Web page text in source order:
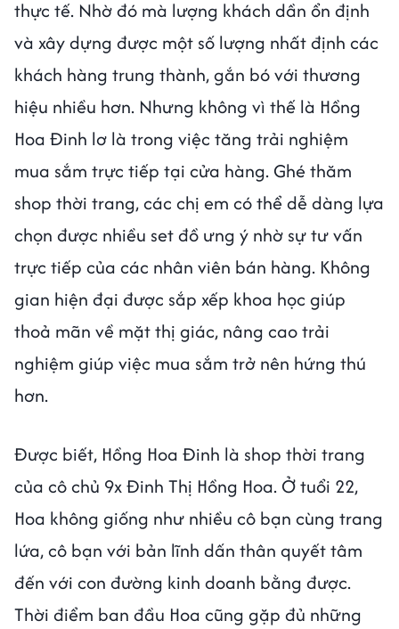
thực tế. Nhờ đó mà lượng khách dần ổn định
và xây dựng được một số lượng nhất định các
khách hàng trung thành, gắn bó với thương
hiệu nhiều hơn. Nhưng không vì thế là Hồng
Hoa Đinh lơ là trong việc tăng trải nghiệm
mua sắm trực tiếp tại cửa hàng. Ghé thăm
shop thời trang, các chị em có thể dễ dàng lựa
chọn được nhiều set đồ ưng ý nhờ sự tư vấn
trực tiếp của các nhân viên bán hàng. Không
gian hiện đại được sắp xếp khoa học giúp
thoả mãn về mặt thị giác, nâng cao trải
nghiệm giúp việc mua sắm trở nên hứng thú
hơn.
Được biết, Hồng Hoa Đinh là shop thời trang
của cô chủ 9x Đinh Thị Hồng Hoa. Ở tuổi 22,
Hoa không giống như nhiều cô bạn cùng trang
lứa, cô bạn với bản lĩnh dấn thân quyết tâm
đến với con đường kinh doanh bằng được.
Thời điểm ban đầu Hoa cũng gặp đủ những